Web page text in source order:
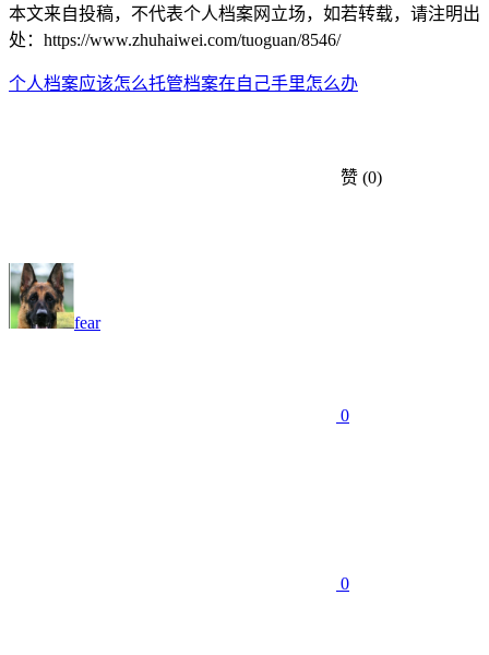
本文来自投稿，不代表个人档案网立场，如若转载，请注明出
处：https://www.zhuhaiwei.com/tuoguan/8546/
个人档案应该怎么托管档案在自己手里怎么办
赞 (0)
fear
0
0